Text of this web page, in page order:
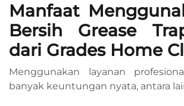
Manfaat
Bersih Grease
dari Grades Home
Menggunakan layanan
banyak keuntungan nyata, antara